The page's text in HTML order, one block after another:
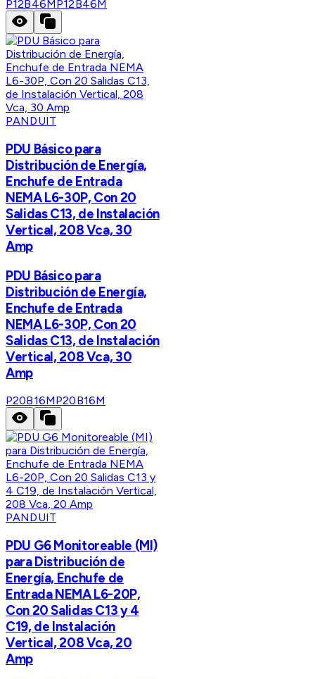
P12B46M P12B46M
PANDUIT
PDU Básico para
Distribución de Energía,
Enchufe de Entrada
NEMA L6-30P, Con 20
Salidas C13, de Instalación
Vertical, 208 Vca, 30
Amp
PDU Básico para
Distribución de Energía,
Enchufe de Entrada
NEMA L6-30P, Con 20
Salidas C13, de Instalación
Vertical, 208 Vca, 30
Amp
P20B16MP20B16M
PANDUIT
PDU G6 Monitoreable (MI)
para Distribución de
Energía, Enchufe de
Entrada NEMA L6-20P,
Con 20 Salidas C13 y 4
C19, de Instalación
Vertical, 208 Vca, 20
Amp